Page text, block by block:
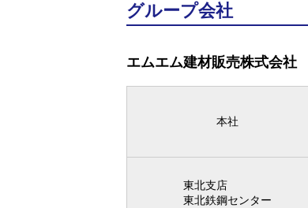
グループ会社
エムエム建材販売株式会社
本社
東北支店
東北鉄鋼センター